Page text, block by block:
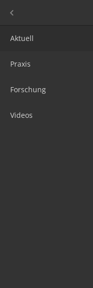
Aktuell
Praxis
Forschung
Videos